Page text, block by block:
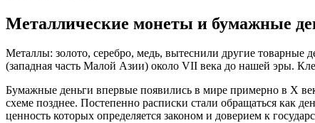
Металлические монеты и бумажные
Металлы: золото, серебро, медь, вытеснили другие
(западная часть Малой Азии) около VII века до нашей эры.
Бумажные деньги впервые появились в мире примерно в X
схеме позднее. Постепенно расписки стали обращаться как
ценность которых определяется законом и доверием к